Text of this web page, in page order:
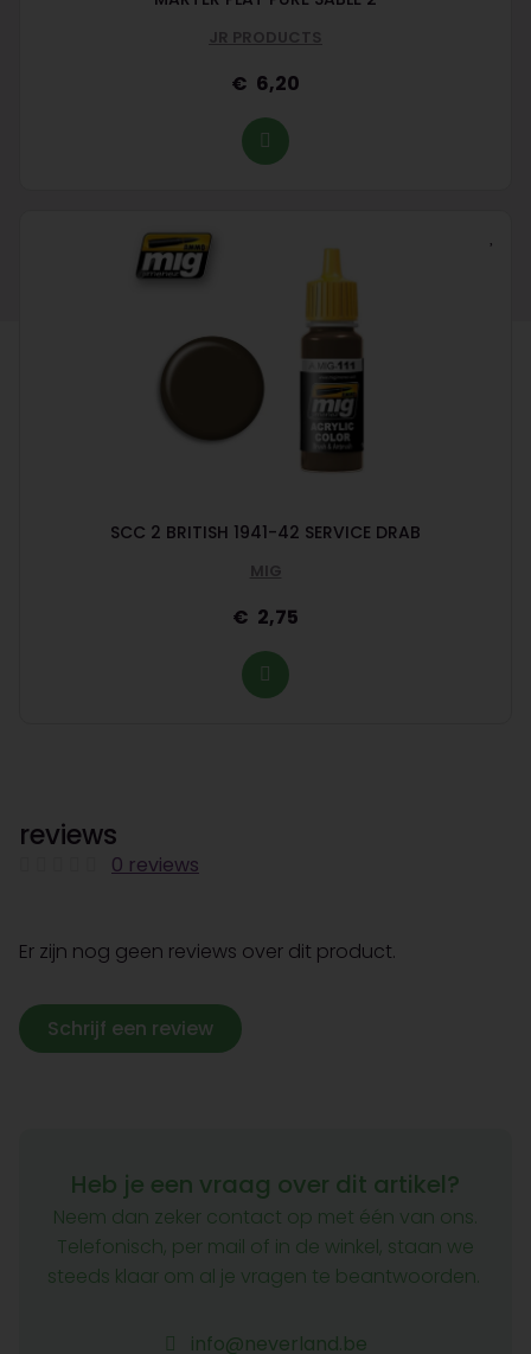
JR PRODUCTS
6,20
SCC 2 BRITISH 1941-42 SERVICE DRAB
MIG
2,75
reviews
0 reviews
Er zijn nog geen reviews over dit product.
Schrijf een review
Heb je een vraag over dit artikel?
Neem dan zeker contact op met één van ons.
Telefonisch, per mail of in de winkel, staan we
steeds klaar om al je vragen te beantwoorden.
info@neverland.be